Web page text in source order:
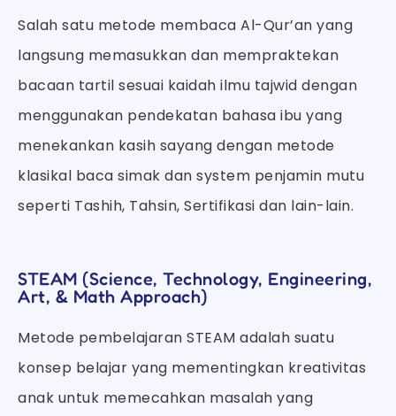
Salah satu metode membaca Al-Qur’an yang
langsung memasukkan dan mempraktekan
bacaan tartil sesuai kaidah ilmu tajwid dengan
menggunakan pendekatan bahasa ibu yang
menekankan kasih sayang dengan metode
klasikal baca simak dan system penjamin mutu
seperti Tashih, Tahsin, Sertifikasi dan lain-lain.
STEAM (Science, Technology, Engineering,
Art, & Math Approach)
Metode pembelajaran STEAM adalah suatu
konsep belajar yang mementingkan kreativitas
anak untuk memecahkan masalah yang